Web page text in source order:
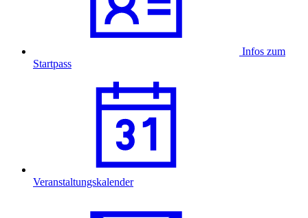
Infos zum
Startpass
Veranstaltungskalender